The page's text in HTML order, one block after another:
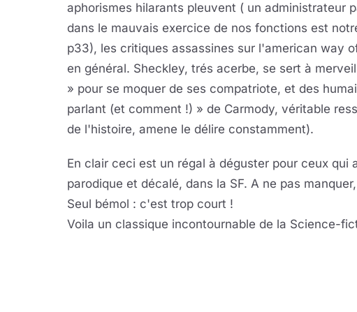
aphorismes hilarants pleuvent ( un administrateur
dans le mauvais exercice de nos fonctions est
p33), les critiques assassines sur l'american way
en général. Sheckley, trés acerbe, se sert à
» pour se moquer de ses compatriote, et des
parlant (et comment !) » de Carmody, véritable
de l'histoire, amene le délire constamment).
En clair ceci est un régal à déguster pour ceux qui
parodique et décalé, dans la SF. A ne pas
Seul bémol : c'est trop court !
Voila un classique incontournable de la Science-